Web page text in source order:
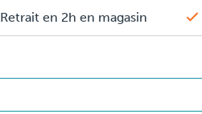
Retrait en 2h en magasin